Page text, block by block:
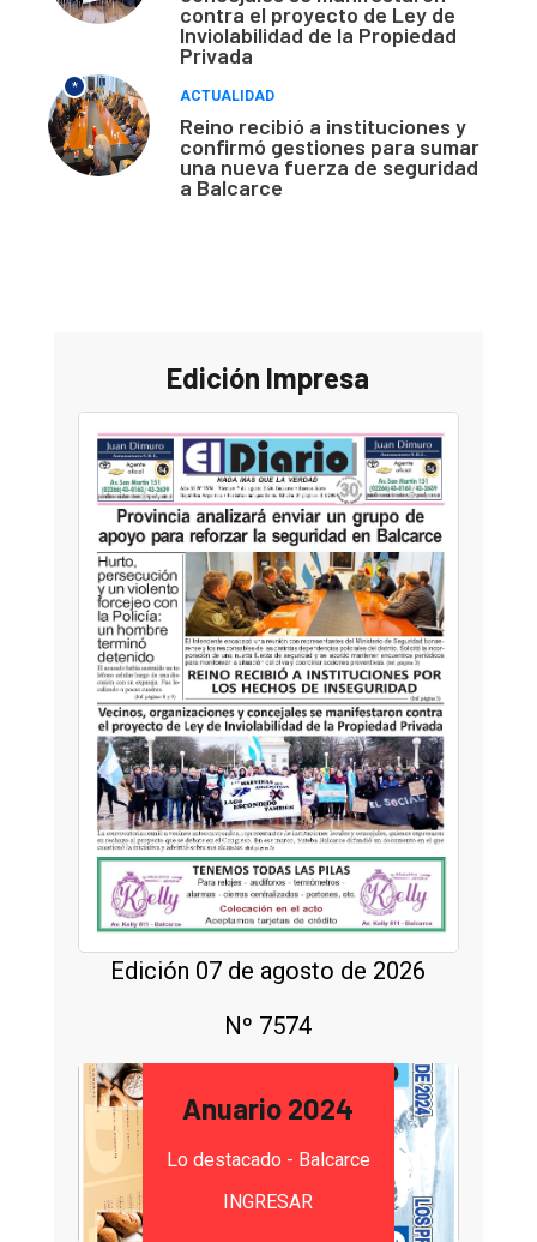
contra el proyecto de Ley de
Inviolabilidad de la Propiedad
Privada
*
ACTUALIDAD
Reino recibió a instituciones y
confirmó gestiones para sumar
una nueva fuerza de seguridad
a Balcarce
Edición Impresa
Edición 07 de agosto de 2026
Nº 7574
Anuario 2024
Lo destacado - Balcarce
INGRESAR